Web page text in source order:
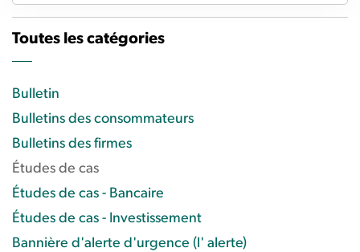
Toutes les catégories
Bulletin
Bulletins des consommateurs
Bulletins des firmes
Études de cas
Études de cas - Bancaire
Études de cas - Investissement
Bannière d'alerte d'urgence (l' alerte)